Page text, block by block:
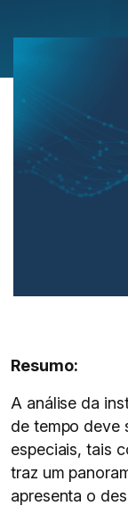
Resumo:
A análise da
de tempo deve
especiais, tais
traz um
apresenta o